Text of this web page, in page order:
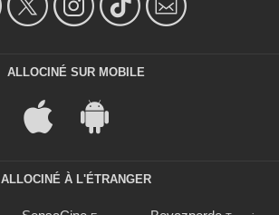
ALLOCINÉ SUR MOBILE
ALLOCINÉ À L'ÉTRANGER